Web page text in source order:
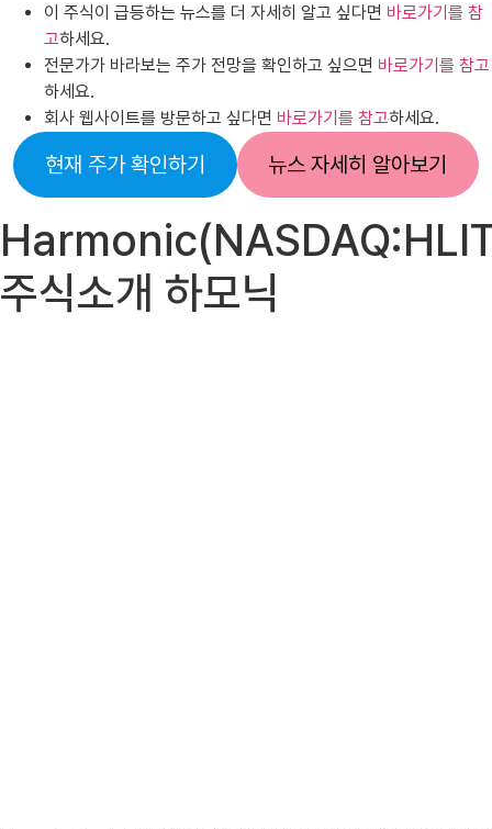
이 주식이 급등하는 뉴스를 더 자세히 알고 싶다면 바로가기를 참
고하세요.
전문가가 바라보는 주가 전망을 확인하고 싶으면 바로가기를 참고
하세요.
회사 웹사이트를 방문하고 싶다면 바로가기를 참고하세요.
현재 주가 확인하기 뉴스 자세히 알아보기
주식소개 하모닉